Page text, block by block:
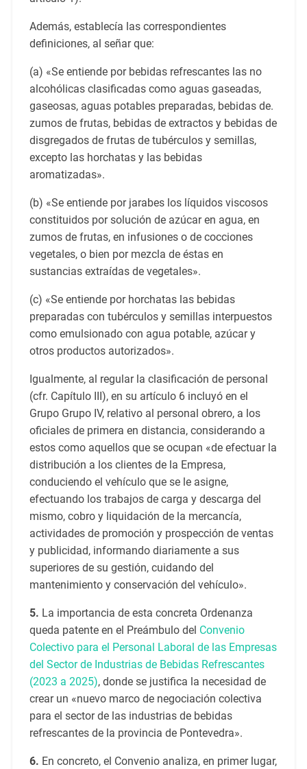
Además, establecía las correspondientes
definiciones, al señar que:
(a) «Se entiende por bebidas refrescantes las no
alcohólicas clasificadas como aguas gaseadas,
gaseosas, aguas potables preparadas, bebidas de.
zumos de frutas, bebidas de extractos y bebidas de
disgregados de frutas de tubérculos y semillas,
excepto las horchatas y las bebidas
aromatizadas».
(b) «Se entiende por jarabes los líquidos viscosos
constituidos por solución de azúcar en agua, en
zumos de frutas, en infusiones o de cocciones
vegetales, o bien por mezcla de éstas en
sustancias extraídas de vegetales».
(c) «Se entiende por horchatas las bebidas
preparadas con tubérculos y semillas interpuestos
como emulsionado con agua potable, azúcar y
otros productos autorizados».
Igualmente, al regular la clasificación de personal
(cfr. Capítulo III), en su artículo 6 incluyó en el
Grupo Grupo IV, relativo al personal obrero, a los
oficiales de primera en distancia, considerando a
estos como aquellos que se ocupan «de efectuar la
distribución a los clientes de la Empresa,
conduciendo el vehículo que se le asigne,
efectuando los trabajos de carga y descarga del
mismo, cobro y liquidación de la mercancía,
actividades de promoción y prospección de ventas
y publicidad, informando diariamente a sus
superiores de su gestión, cuidando del
mantenimiento y conservación del vehículo».
5. La importancia de esta concreta Ordenanza
queda patente en el Preámbulo del Convenio
Colectivo para el Personal Laboral de las Empresas
del Sector de Industrias de Bebidas Refrescantes
(2023 a 2025), donde se justifica la necesidad de
crear un «nuevo marco de negociación colectiva
para el sector de las industrias de bebidas
refrescantes de la provincia de Pontevedra».
6. En concreto, el Convenio analiza, en primer lugar,